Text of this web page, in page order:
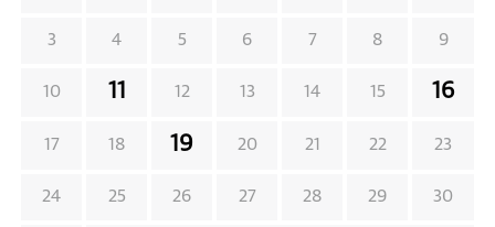
3 4 5 6 7 8 9
10 11 12 13 14 15 16
17 18 19 20 21 22 23
24 25 26 27 28 29 30